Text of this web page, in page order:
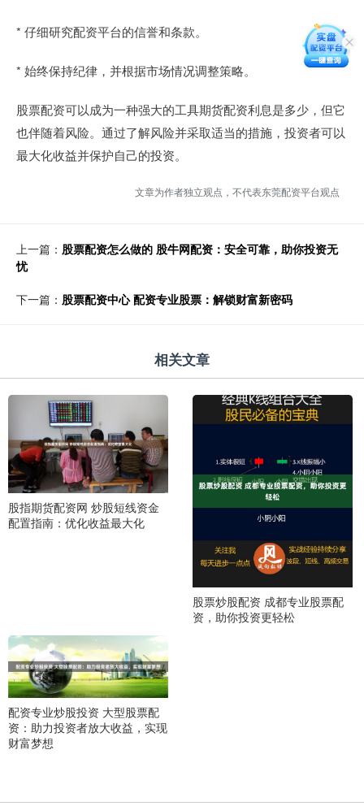
* 仔细研究配资平台的信誉和条款。
* 始终保持纪律，并根据市场情况调整策略。
股票配资可以成为一种强大的工具期货配资利息是多少，但它
也伴随着风险。通过了解风险并采取适当的措施，投资者可以
最大化收益并保护自己的投资。
文章为作者独立观点，不代表东莞配资平台观点
上一篇： 股票配资怎么做的 股牛网配资：安全可靠，助你投资无
忧
下一篇： 股票配资中心 配资专业股票：解锁财富新密码
相关文章
股指期货配资网 炒股短线资金
配置指南：优化收益最大化
股票炒股配资 成都专业股票配
资，助你投资更轻松
配资专业炒股投资 大型股票配
资：助力投资者放大收益，实现
财富梦想